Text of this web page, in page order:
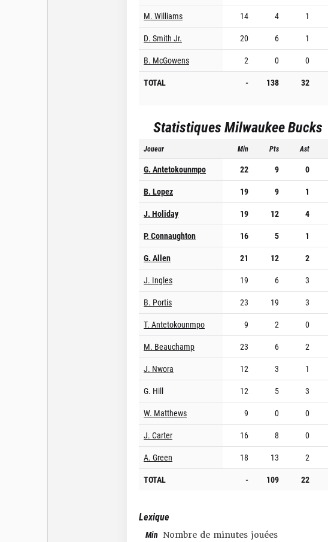
M. Williams
14 4 1
D. Smith Jr.
20 6 1
B. McGowens
2 0 0
TOTAL
- 138 32
StatistiquesMilwaukee Bucks
Joueur Min Pts Ast
G. Antetokounmpo 22 9 0
B. Lopez
19 9 1
J. Holiday
19 12 4
P. Connaughton
16 5 1
G. Allen
21 12 2
J. Ingles
19 6 3
B. Portis
23 19 3
T. Antetokounmpo
9 2 0
M. Beauchamp
23 6 2
J. Nwora
12 3 1
G. Hill
12 5 3
W. Matthews
9 0 0
J. Carter
16 8 0
A. Green
18 13 2
TOTAL
- 109 22
Lexique
Min Nombre de minutes jouées